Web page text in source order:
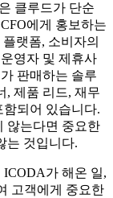
클루드가 단순
에게 홍보하는
랫폼, 소비자의
영자 및 제휴사
판매하는 솔루
, 제품 리드, 재무
되어 있습니다.
않는다면 중요한
는 것입니다.
가 해온 일,
고객에게 중요한